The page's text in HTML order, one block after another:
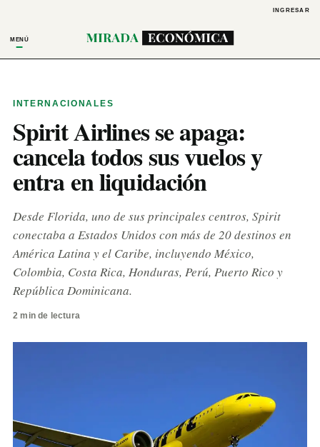
INGRESAR
MENÚ
INTERNACIONALES
Spirit Airlines se apaga:
cancela todos sus vuelos y
entra en liquidación
Desde Florida, uno de sus principales centros, Spirit
conectaba a Estados Unidos con más de 20 destinos en
América Latina y el Caribe, incluyendo México,
Colombia, Costa Rica, Honduras, Perú, Puerto Rico y
República Dominicana.
2 min de lectura